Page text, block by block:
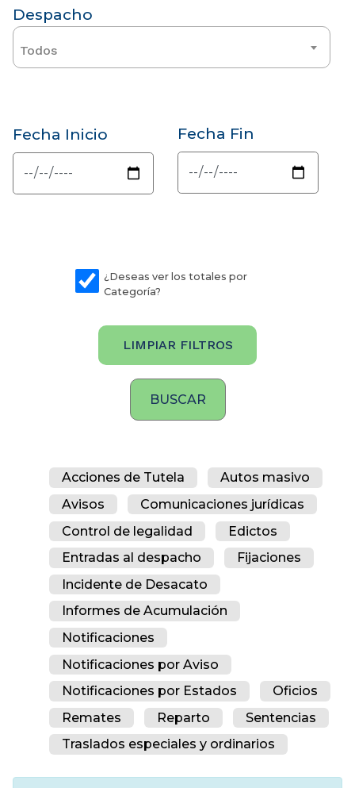
Despacho
Todos
Fecha Inicio Fecha Fin
¿Deseas ver los totales por
Categoría?
LIMPIAR FILTROS
Acciones de Tutela
Autos masivo
Avisos
Comunicaciones jurídicas
Control de legalidad
Edictos
Entradas al despacho
Fijaciones
Incidente de Desacato
Informes de Acumulación
Notificaciones
Notificaciones por Aviso
Notificaciones por Estados
Oficios
Remates
Reparto
Sentencias
Traslados especiales y ordinarios